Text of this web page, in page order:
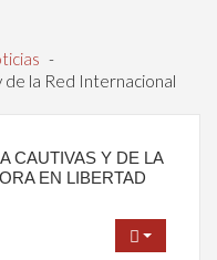
-
de la Red Internacional
CAUTIVAS Y DE LA
EN LIBERTAD